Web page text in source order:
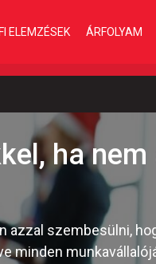
ELEMZÉSEK ÁRFOLYAM
ha
azzal szembesülni,
minden